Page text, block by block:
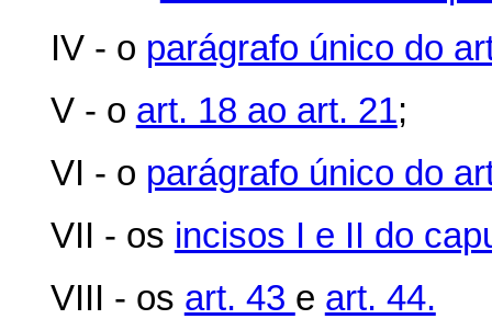
IV - o parágrafo único do
V - o art. 18 ao art. 21;
VI - o parágrafo único do
VII - os incisos I e II do
VIII - os art. 43 e art. 44.